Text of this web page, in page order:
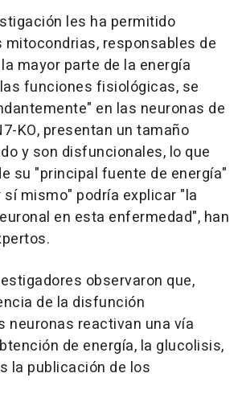
les ha permitido
mitocondrias, responsables de
mayor parte de la energía
funciones fisiológicas, se
en las neuronas de
KO, presentan un tamaño
y son disfuncionales, lo que
su "principal fuente de energía"
sí mismo" podría explicar "la
en esta enfermedad", han
observaron que,
de la disfunción
neuronas reactivan una vía
de energía, la glucolisis,
la publicación de los